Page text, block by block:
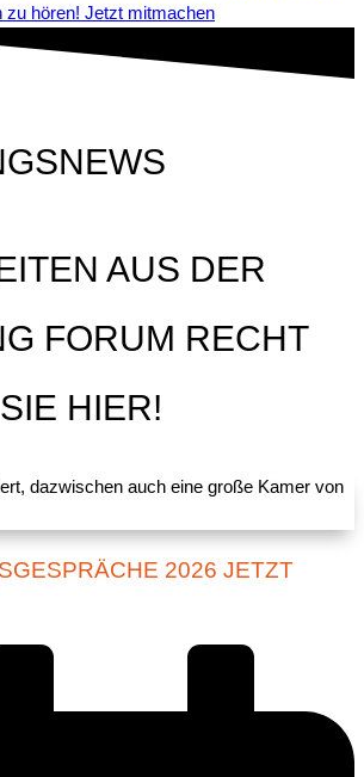
zu hören! Jetzt mitmachen
AUS DER
FORUM RECHT
HIER!
2026 JETZT